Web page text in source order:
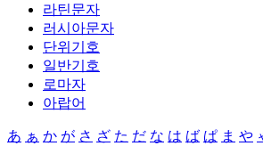
라틴문자
러시아문자
단위기호
일반기호
로마자
아랍어
あ ぁ か が さ ざ た だ な は ば ぱ ま や